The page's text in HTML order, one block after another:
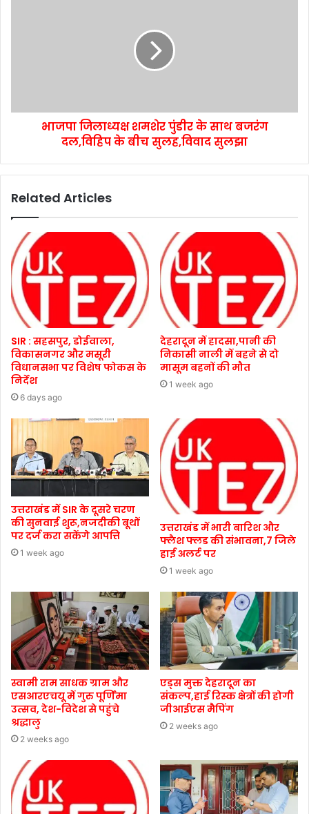
भाजपा जिलाध्यक्ष शमशेर पुंडीर के साथ बजरंग
दल,विहिप के बीच सुलह,विवाद सुलझा
Related Articles
SIR : सहसपुर, डोईवाला,
विकासनगर और मसूरी
विधानसभा पर विशेष फोकस के
निर्देश
6 days ago
देहरादून में हादसा,पानी की
निकासी नाली में बहने से दो
मासूम बहनों की मौत
1 week ago
उत्तराखंड में SIR के दूसरे चरण
की सुनवाई शुरू,नजदीकी बूथों
पर दर्ज करा सकेंगे आपत्ति
1 week ago
उत्तराखंड में भारी बारिश और
फ्लैश फ्लड की संभावना,7 जिले
हाई अलर्ट पर
1 week ago
स्वामी राम साधक ग्राम और
एसआरएचयू में गुरु पूर्णिमा
उत्सव, देश-विदेश से पहुंचे
श्रद्धालु
2 weeks ago
एड्स मुक्त देहरादून का
संकल्प,हाई रिस्क क्षेत्रों की होगी
जीआईएस मैपिंग
2 weeks ago